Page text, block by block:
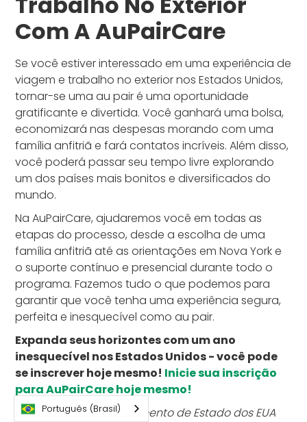
Com A AuPairCare
Se você estiver interessado em uma experiência de
viagem e trabalho no exterior nos Estados Unidos,
tornar-se uma au pair é uma oportunidade
gratificante e divertida. Você ganhará uma bolsa,
economizará nas despesas morando com uma
família anfitriã e fará contatos incríveis. Além disso,
você poderá passar seu tempo livre explorando
um dos países mais bonitos e diversificados do
mundo.
Na AuPairCare, ajudaremos você em todas as
etapas do processo, desde a escolha de uma
família anfitriã até as orientações em Nova York e
o suporte contínuo e presencial durante todo o
programa. Fazemos tudo o que podemos para
garantir que você tenha uma experiência segura,
perfeita e inesquecível como au pair.
Expanda seus horizontes com um ano
inesquecível nos Estados Unidos - você pode
se inscrever hoje mesmo! Inicie sua inscrição
para AuPairCare hoje mesmo!
O cálculo do Departamento de Estado dos EUA
Português (Brasil)